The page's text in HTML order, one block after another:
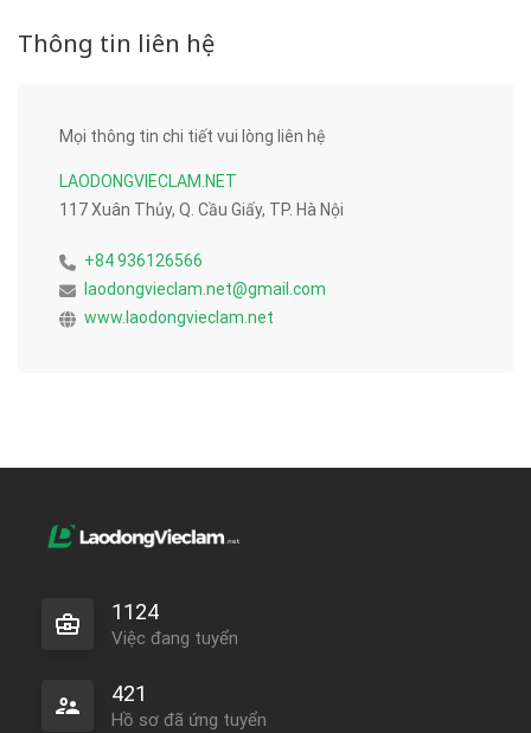
Thông tin liên hệ
Mọi thông tin chi tiết vui lòng liên hệ
LAODONGVIECLAM.NET
117 Xuân Thủy, Q. Cầu Giấy, TP. Hà Nội
+84 936126566
laodongvieclam.net@gmail.com
www.laodongvieclam.net
1124
Việc đang tuyển
421
Hồ sơ đã ứng tuyển